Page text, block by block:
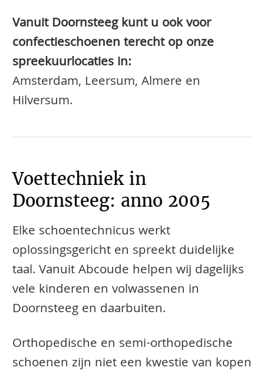
Vanuit Doornsteeg kunt u ook voor
confectieschoenen terecht op onze
spreekuurlocaties in:
Amsterdam, Leersum, Almere en
Hilversum.
Voettechniek in
Doornsteeg: anno 2005
Elke schoentechnicus werkt
oplossingsgericht en spreekt duidelijke
taal. Vanuit Abcoude helpen wij dagelijks
vele kinderen en volwassenen in
Doornsteeg en daarbuiten.
​​​​Orthopedische en semi-orthopedische
schoenen zijn niet een kwestie van kopen